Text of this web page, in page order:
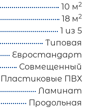
10 м2
18 м2
1 из 5
Типовая
Евростандарт
Совмещенный
Пластиковые ПВХ
Ламинат
Продольная